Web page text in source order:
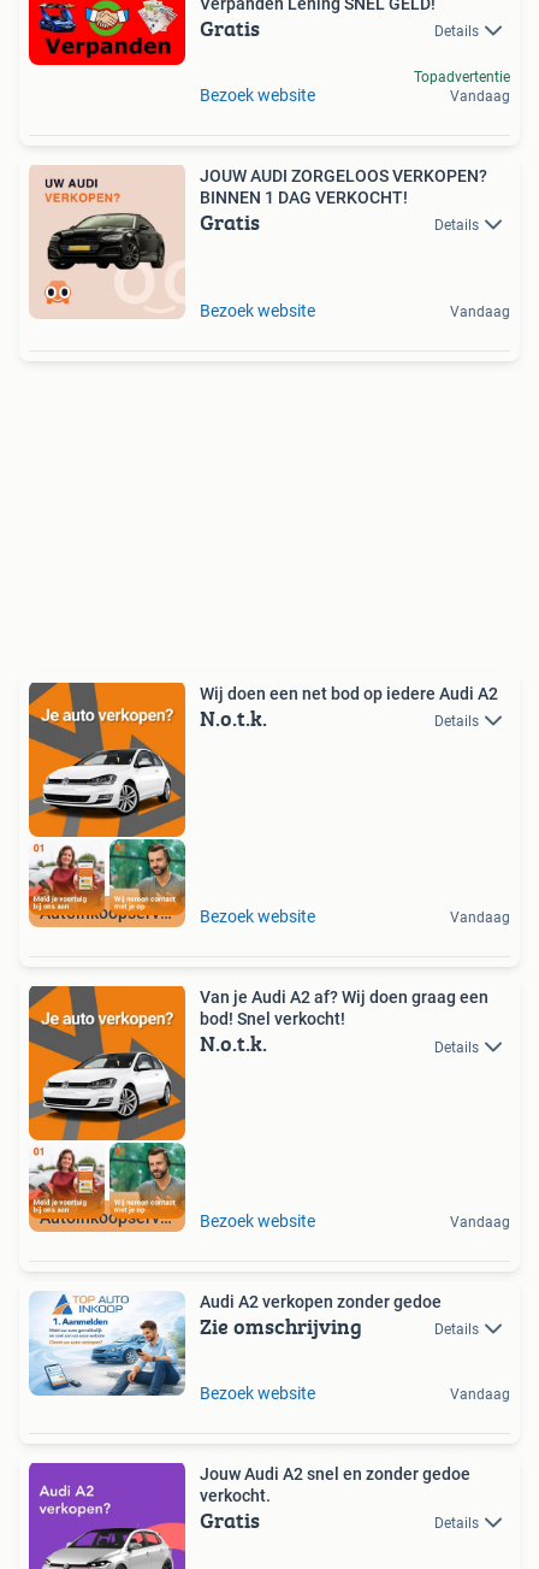
Gratis Details
Bezoek website
Topadvertentie
Vandaag
JOUW AUDI ZORGELOOS VERKOPEN?
BINNEN 1 DAG VERKOCHT!
Gratis Details
Bezoek website Vandaag
Autoinkoopservice
Wij doen een net bod op iedere Audi A2
N.o.t.k. Details
Bezoek website Vandaag
Autoinkoopservice
Van je Audi A2 af? Wij doen graag een
bod! Snel verkocht!
N.o.t.k. Details
Bezoek website Vandaag
Audi A2 verkopen zonder gedoe
Zie omschrijving Details
Bezoek website Vandaag
Jouw Audi A2 snel en zonder gedoe
verkocht.
Gratis Details